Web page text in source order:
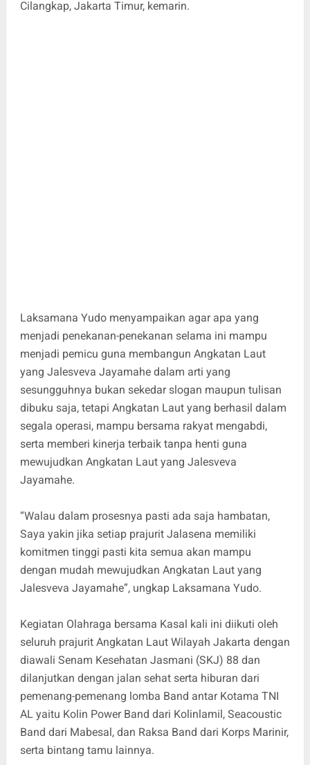
Cilangkap, Jakarta Timur, kemarin.
Laksamana Yudo menyampaikan agar apa yang
menjadi penekanan-penekanan selama ini mampu
menjadi pemicu guna membangun Angkatan Laut
yang Jalesveva Jayamahe dalam arti yang
sesungguhnya bukan sekedar slogan maupun tulisan
dibuku saja, tetapi Angkatan Laut yang berhasil dalam
segala operasi, mampu bersama rakyat mengabdi,
serta memberi kinerja terbaik tanpa henti guna
mewujudkan Angkatan Laut yang Jalesveva
Jayamahe.
“Walau dalam prosesnya pasti ada saja hambatan,
Saya yakin jika setiap prajurit Jalasena memiliki
komitmen tinggi pasti kita semua akan mampu
dengan mudah mewujudkan Angkatan Laut yang
Jalesveva Jayamahe”, ungkap Laksamana Yudo.
Kegiatan Olahraga bersama Kasal kali ini diikuti oleh
seluruh prajurit Angkatan Laut Wilayah Jakarta dengan
diawali Senam Kesehatan Jasmani (SKJ) 88 dan
dilanjutkan dengan jalan sehat serta hiburan dari
pemenang-pemenang lomba Band antar Kotama TNI
AL yaitu Kolin Power Band dari Kolinlamil, Seacoustic
Band dari Mabesal, dan Raksa Band dari Korps Marinir,
serta bintang tamu lainnya.